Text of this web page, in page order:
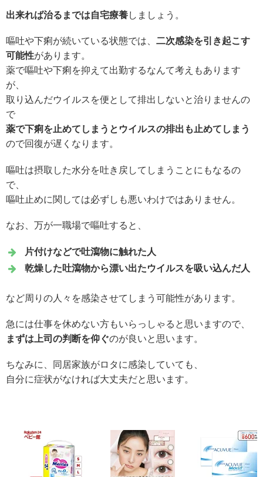
出来れば治るまでは自宅療養しましょう。
嘔吐や下痢が続いている状態では、 二次感染を引き起こす
可能性があります。
薬で嘔吐や下痢を抑えて出勤するなんて考えもあります
が、
取り込んだウイルスを便として排出しないと治りませんの
で
薬で下痢を止めてしまうとウイルスの排出も止めてしまう
ので回復が遅くなります。
嘔吐は摂取した水分を吐き戻してしまうことにもなるの
で、
嘔吐止めに関しては必ずしも悪いわけではありません。
なお、万が一職場で嘔吐すると、
片付けなどで吐瀉物に触れた人
乾燥した吐瀉物から漂い出たウイルスを吸い込んだ人
など周りの人々を感染させてしまう可能性があります。
急には仕事を休めない方もいらっしゃると思いますので、
まずは上司の判断を仰ぐのが良いと思います。
ちなみに、同居家族がロタに感染していても、
自分に症状がなければ大丈夫だと思います。